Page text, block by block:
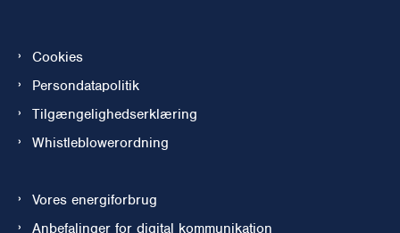
Cookies
Persondatapolitik
Tilgængelighedserklæring
Whistleblowerordning
Vores energiforbrug
Anbefalinger for digital kommunikation